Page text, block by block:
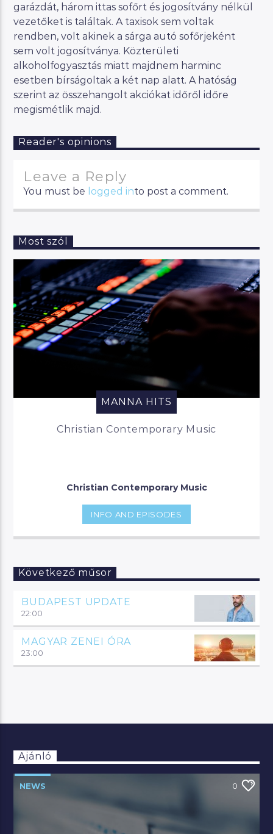
garázdát, három ittas sofőrt és jogosítvány nélkül
vezetőket is találtak. A taxisok sem voltak
rendben, volt akinek a sárga autó sofőrjeként
sem volt jogosítványa. Közterületi
alkoholfogyasztás miatt majdnem harminc
esetben bírságoltak a két nap alatt. A hatóság
szerint az összehangolt akciókat időről időre
megismétlik majd.
Reader's opinions
Leave a Reply
You must be logged into post a comment.
Most szól
MANNA HITS
Christian Contemporary Music
Christian Contemporary Music
INFO AND EPISODES
Következő műsor
BUDAPEST UPDATE
22:00
MAGYAR ZENEI ÓRA
23:00
Ajánló
NEWS 0